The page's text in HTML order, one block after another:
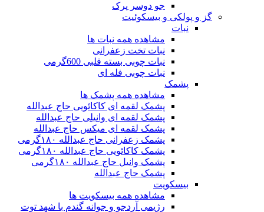
جو دوسر پرک
گز و پولکی و بیسکوئیت
نبات
مشاهده همه نبات ها
نبات تخت زعفرانی
نبات چوبی بسته قلبی 600گرمی
نبات چوبی فله ای
پشمک
مشاهده همه پشمک ها
پشمک لقمه ای کاکائویی حاج عبدالله
پشمک لقمه ای وانیلی حاج عبدالله
پشمک لقمه ای میکس حاج عبدالله
پشمک زعفرانی حاج عبدالله ۱۸۰گرمی
پشمک کاکائویی حاج عبدالله ۱۸۰گرمی
پشمک وانیل حاج عبدالله ۱۸۰گرمی
پشمک حاج عبدالله
بیسکویت
مشاهده همه بیسکویت ها
رژیمی آردجو و جوانه گندم با شهد توت